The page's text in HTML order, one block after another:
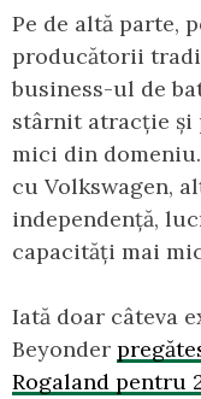
Pe de altă parte,
producătorii
business-ul de
stârnit atracție și
mici din
cu Volkswagen,
independență,
capacități mai
Iată doar câteva
Beyonder
Rogaland pentru